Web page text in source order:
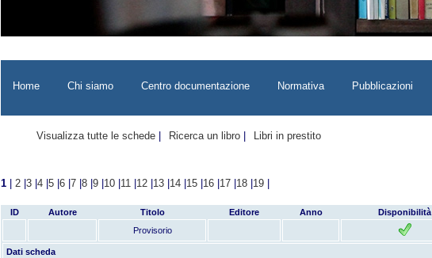
Home Chi siamo Centro documentazione Normativa Pubblicazioni
Visualizza tutte le schede Ricerca un libro Libri in prestito
1 2 3 4 5 6 7 8 9 10 11 12 13 14 15 16 17 18 19
ID Autore Titolo Editore Anno
Disponibilità
Provisorio
Dati scheda